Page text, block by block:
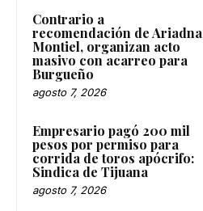
Contrario a
recomendación de Ariadna
Montiel, organizan acto
masivo con acarreo para
Burgueño
agosto 7, 2026
Empresario pagó 200 mil
pesos por permiso para
corrida de toros apócrifo:
Sindica de Tijuana
agosto 7, 2026